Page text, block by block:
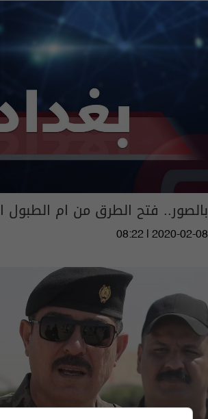
بالصور.. فتح الطرق من ام الطبول
08:22 | 2020-02-08